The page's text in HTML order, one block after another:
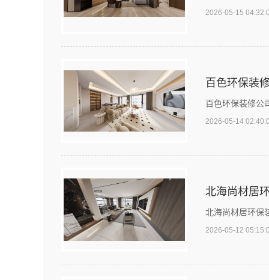
2026-05-15
百色环保装
百色环保装修公
2026-05-14
北海尚材居
北海尚材居环保
2026-05-12